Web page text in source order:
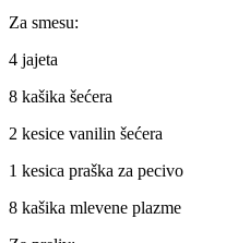
Za smesu:
4 jajeta
8 kašika šećera
2 kesice vanilin šećera
1 kesica praška za pecivo
8 kašika mlevene plazme